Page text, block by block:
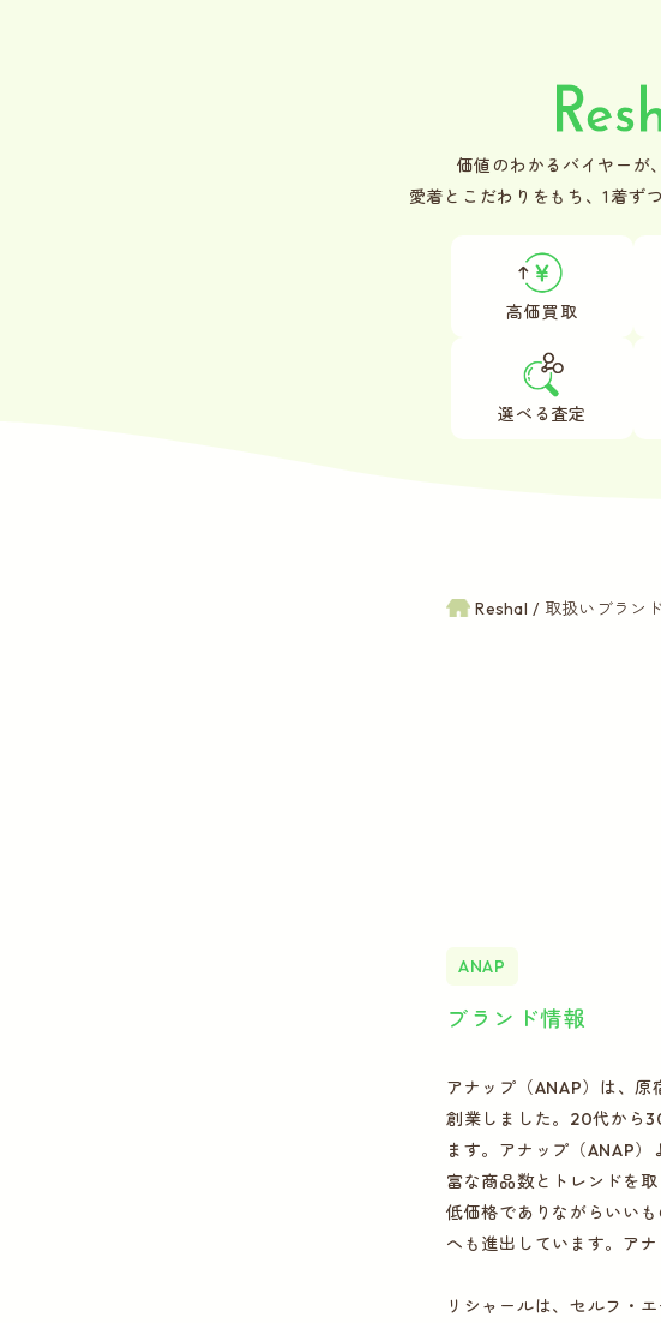
価値のわかるバイヤーが
愛着とこだわりをもち、1着ず
高価買取
選べる査定
Reshal 取扱いブラン
ANAP
ブランド情報
アナップ（ANAP）は、
創業しました。20代から
ます。アナップ（ANAP
富な商品数とトレンドを
低価格でありながらいい
へも進出しています。ア
リシャールは、セルフ・